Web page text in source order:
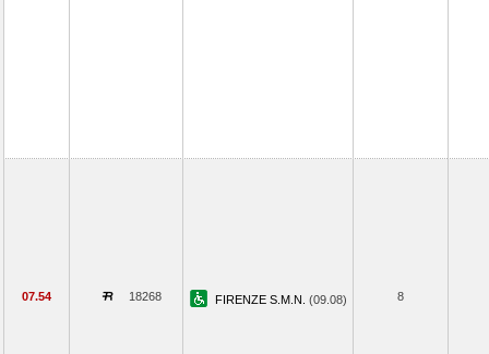
07.54 18268 FIRENZE S.M.N. (09.08) 8